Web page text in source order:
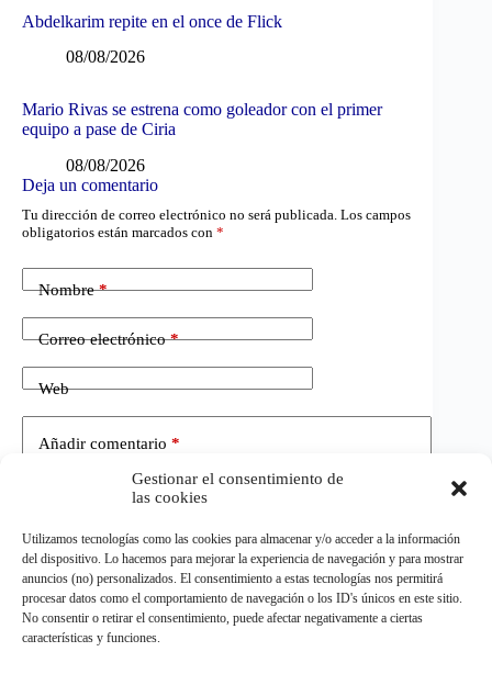
Gestionar el consentimiento de
las cookies
Utilizamos tecnologías como las cookies para almacenar y/o acceder a la información
del dispositivo. Lo hacemos para mejorar la experiencia de navegación y para mostrar
anuncios (no) personalizados. El consentimiento a estas tecnologías nos permitirá
procesar datos como el comportamiento de navegación o los ID's únicos en este sitio.
No consentir o retirar el consentimiento, puede afectar negativamente a ciertas
características y funciones.
Abdelkarim repite en el once de Flick
08/08/2026
Mario Rivas se estrena como goleador con el primer
equipo a pase de Ciria
08/08/2026
Deja un comentario
Tu dirección de correo electrónico no será publicada. Los campos
obligatorios están marcados con *
Nombre*
Correo electrónico*
Web
Añadir comentario *
Publicar el comentario